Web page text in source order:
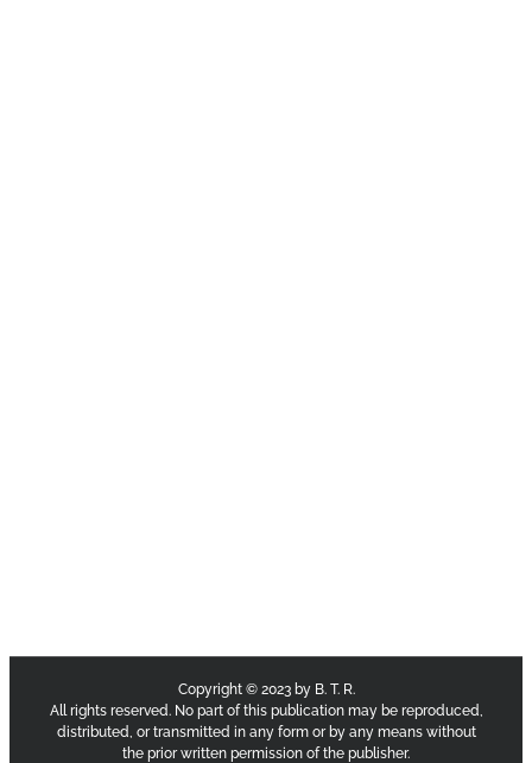
Copyright © 2023 by B. T. R.
All rights reserved. No part of this publication may be reproduced,
distributed, or transmitted in any form or by any means without
the prior written permission of the publisher.